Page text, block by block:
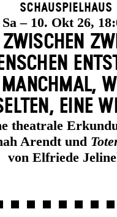
Schauspielhaus
Sa – 10. Okt 26,
ZWISCHEN
MANCH­MAL,
EINE
theatrale
Arendt und
von Elfriede